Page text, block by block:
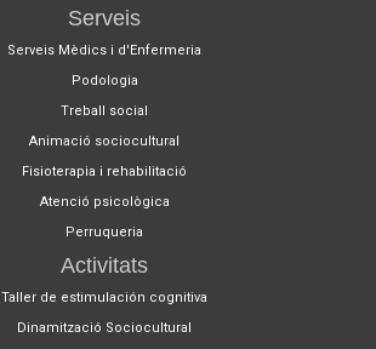
Serveis
Serveis Mèdics i d'Enfermeria
Podologia
Treball social
Animació sociocultural
Fisioterapia i rehabilitació
Atenció psicològica
Perruqueria
Activitats
Taller de estimulación cognitiva
Dinamització Sociocultural